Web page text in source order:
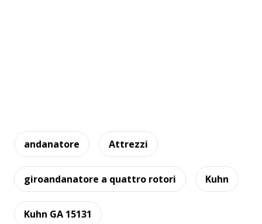
andanatore Attrezzi
giroandanatore a quattro rotori Kuhn
Kuhn GA 15131